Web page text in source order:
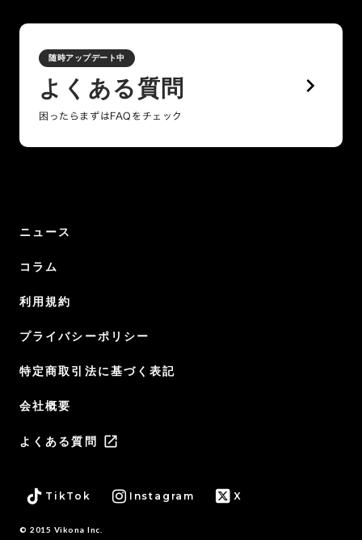
よくある質問
随時アップデート中
困ったらまずはFAQをチェック
keyboard_arrow_right
ニュース
コラム
利用規約
プライバシーポリシー
特定商取引法に基づく表記
会社概要
よくある質問 launch
TikTok Instagram X
© 2015 Vikona Inc.